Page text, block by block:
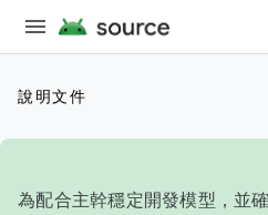
說明文件
為配合主幹穩定開發模型，並